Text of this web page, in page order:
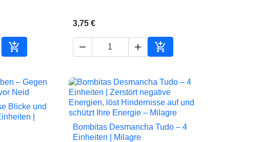

In den Warenkorb
3,75 €
  
In den Warenkorb
Blicke und
|
 Vorschau
Bombitas Desmancha Tudo – 4
Einheiten | Milagre